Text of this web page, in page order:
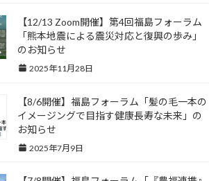
【12/13 Zoom開催】第4回福島フォーラム
「熊本地震による震災対応と復興の歩み」
のお知らせ
2025年11月28日
【8/6開催】福島フォーラム「髪の毛一本の
イメージングで目指す健康長寿な未来」の
お知らせ
2025年7月9日